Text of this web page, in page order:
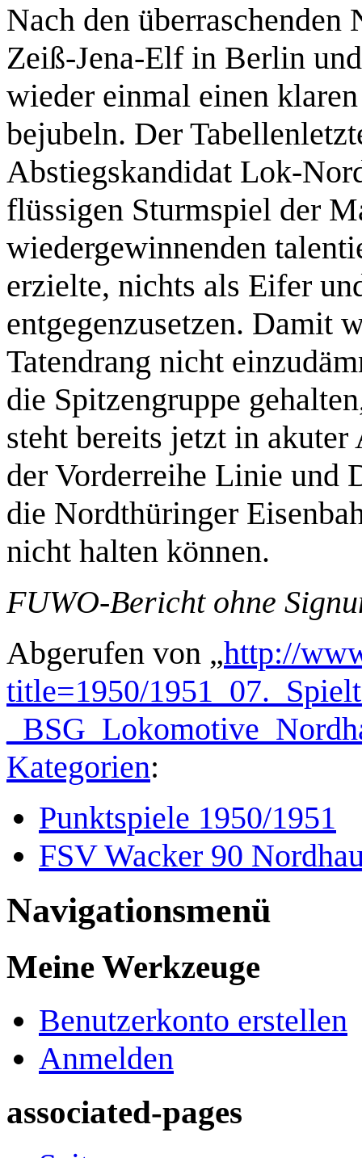
Nach den
Zeiß-Jena-Elf in Berlin
wieder einmal einen
bejubeln. Der
Abstiegskandidat Lok-
flüssigen Sturmspiel der
wiedergewinnenden
erzielte, nichts als Eifer
entgegenzusetzen. Damit
Tatendrang nicht
die Spitzengruppe
steht bereits jetzt in
der Vorderreihe Linie und
die Nordthüringer
nicht halten können.
FUWO-Bericht ohne
Abgerufen von „http://
title=1950/
Kategorien:
Punktspiele 1950/1951
FSV Wacker 90
Navigationsmenü
Meine Werkzeuge
Benutzerkonto erstellen
Anmelden
associated-pages